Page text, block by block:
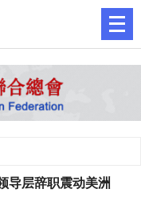
导层辞职震动美洲